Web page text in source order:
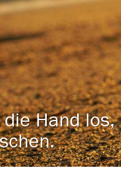
Hand los,